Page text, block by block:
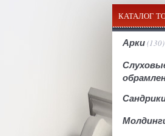
КАТАЛОГ
Арки(130)